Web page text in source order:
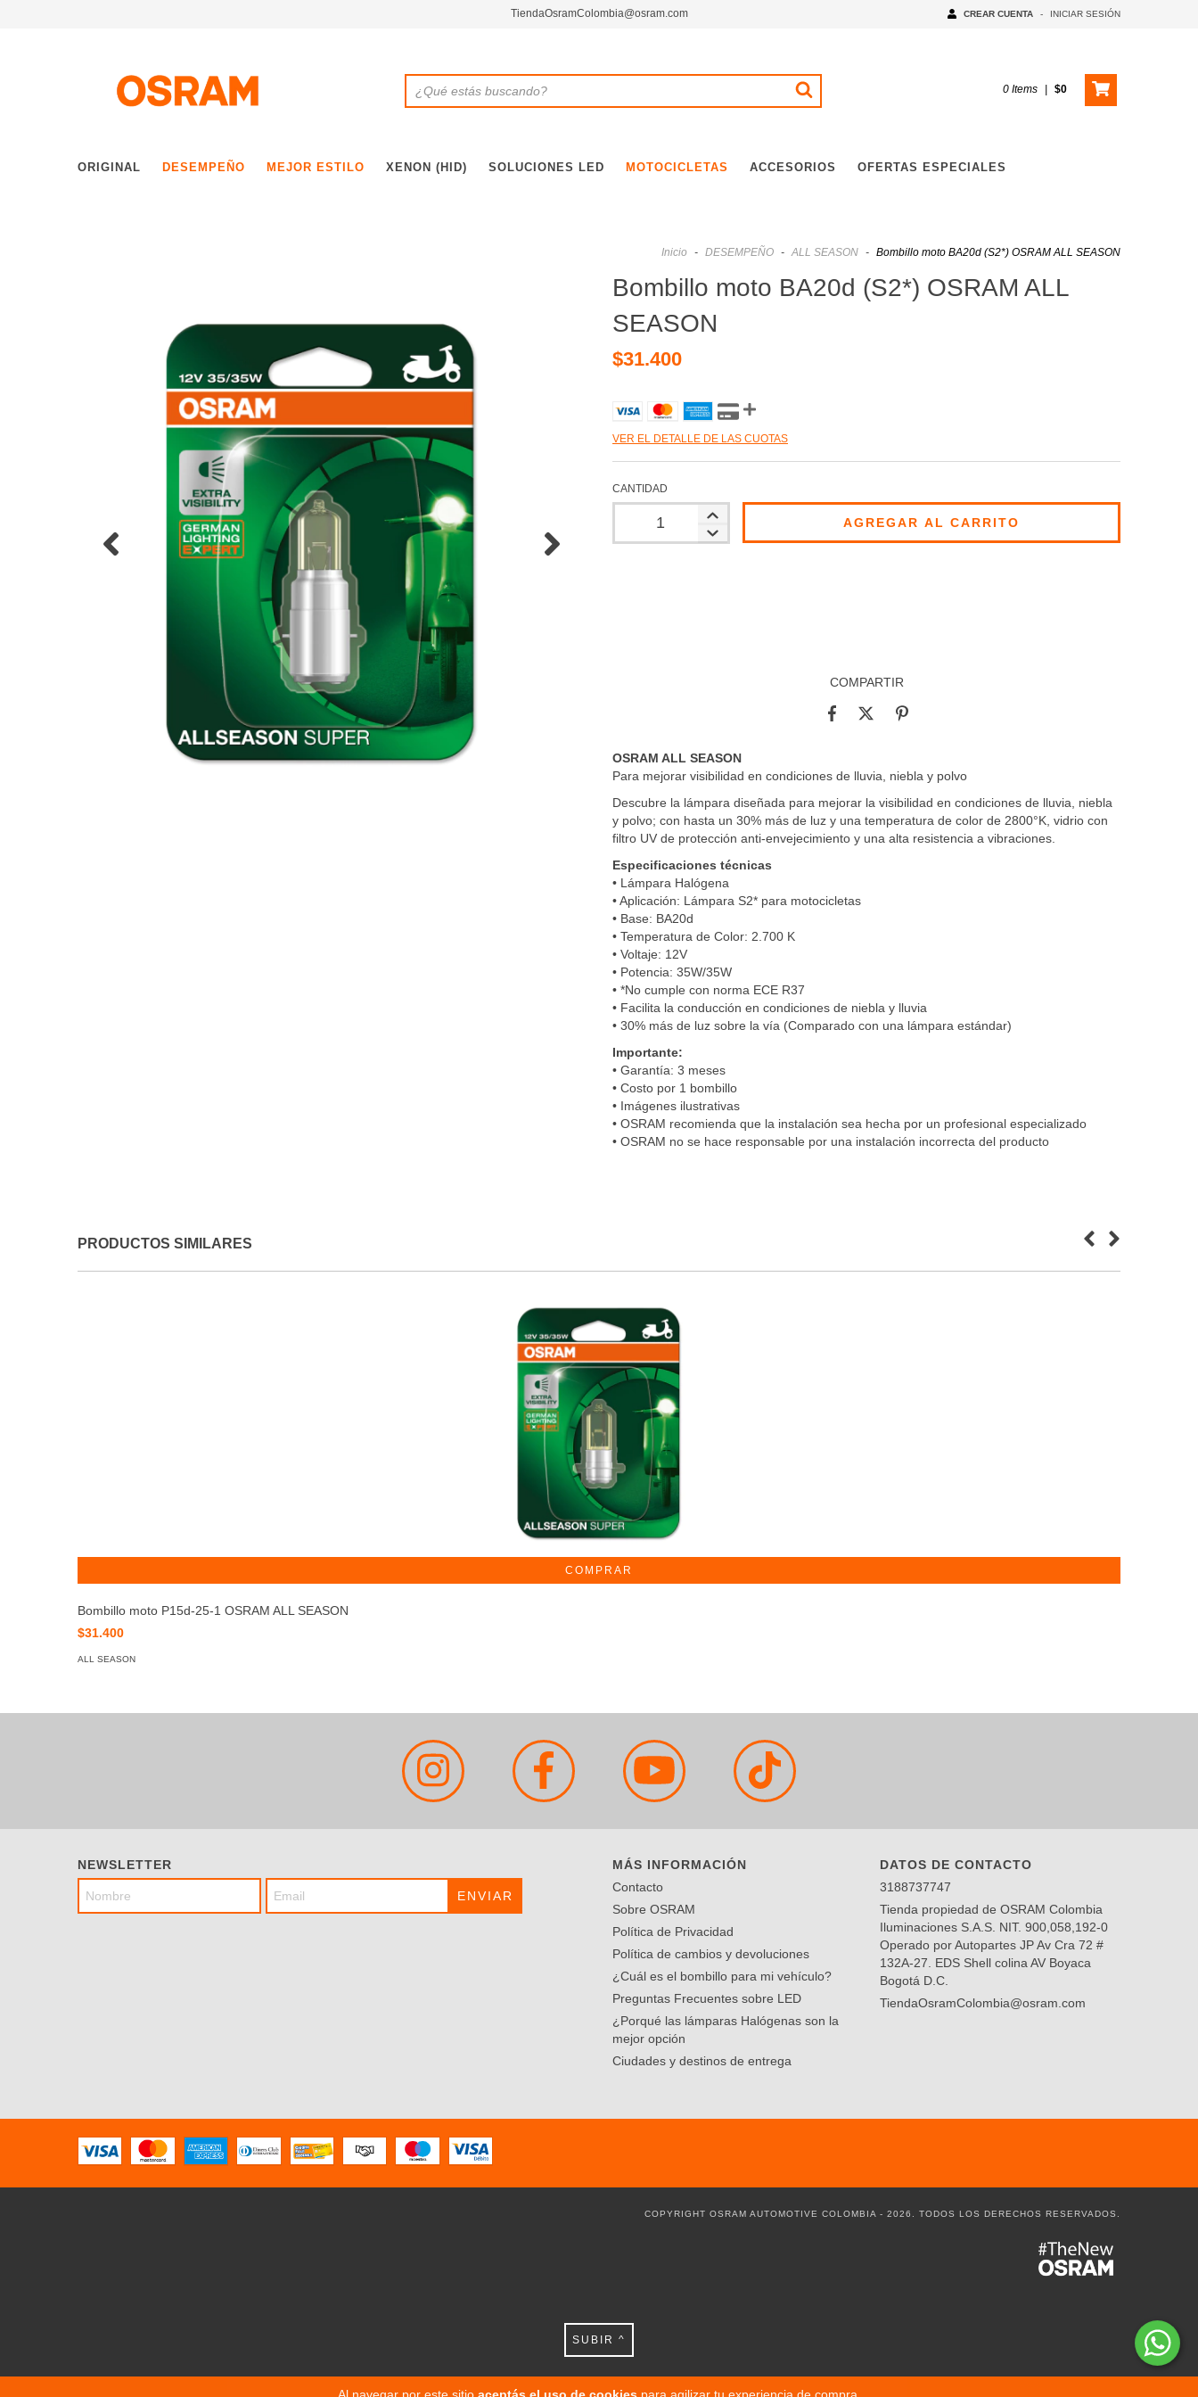
TiendaOsramColombia@osram.com CREAR CUENTA - INICIAR SESIÓN
0Items | $0
ORIGINAL DESEMPEÑO MEJOR ESTILO XENON (HID) SOLUCIONES LED MOTOCICLETAS ACCESORIOS OFERTAS ESPECIALES
Inicio - DESEMPEÑO - ALL SEASON - Bombillo moto BA20d (S2*) OSRAM ALL SEASON
Bombillo moto BA20d (S2*) OSRAM ALL
SEASON
$31.400
VER EL DETALLE DE LAS CUOTAS
CANTIDAD
COMPARTIR
OSRAM ALL SEASON
Para mejorar visibilidad en condiciones de lluvia, niebla y polvo
Descubre la lámpara diseñada para mejorar la visibilidad en condiciones de lluvia, niebla
y polvo; con hasta un 30% más de luz y una temperatura de color de 2800°K, vidrio con
filtro UV de protección anti-envejecimiento y una alta resistencia a vibraciones.
Especificaciones técnicas
• Lámpara Halógena
• Aplicación: Lámpara S2* para motocicletas
• Base: BA20d
• Temperatura de Color: 2.700 K
• Voltaje: 12V
• Potencia: 35W/35W
• *No cumple con norma ECE R37
• Facilita la conducción en condiciones de niebla y lluvia
• 30% más de luz sobre la vía (Comparado con una lámpara estándar)
Importante:
• Garantía: 3 meses
• Costo por 1 bombillo
• Imágenes ilustrativas
• OSRAM recomienda que la instalación sea hecha por un profesional especializado
• OSRAM no se hace responsable por una instalación incorrecta del producto
PRODUCTOS SIMILARES
Bombillo moto P15d-25-1 OSRAM ALL SEASON
$31.400
ALL SEASON
NEWSLETTER
MÁS INFORMACIÓN
Contacto
Sobre OSRAM
Política de Privacidad
Política de cambios y devoluciones
¿Cuál es el bombillo para mi vehículo?
Preguntas Frecuentes sobre LED
¿Porqué las lámparas Halógenas son la
mejor opción
Ciudades y destinos de entrega
DATOS DE CONTACTO
3188737747
Tienda propiedad de OSRAM Colombia
Iluminaciones S.A.S. NIT. 900,058,192-0
Operado por Autopartes JP Av Cra 72 #
132A-27. EDS Shell colina AV Boyaca
Bogotá D.C.
TiendaOsramColombia@osram.com
COPYRIGHT OSRAM AUTOMOTIVE COLOMBIA - 2026. TODOS LOS DERECHOS RESERVADOS.
SUBIR ^